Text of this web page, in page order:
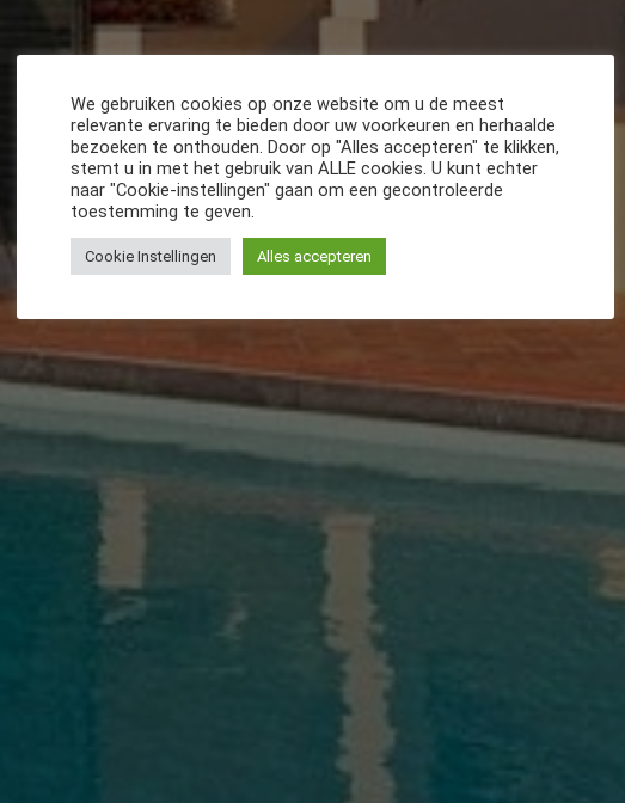
We gebruiken cookies op onze website om u de meest
relevante ervaring te bieden door uw voorkeuren en herhaalde
bezoeken te onthouden. Door op "Alles accepteren" te klikken,
stemt u in met het gebruik van ALLE cookies. U kunt echter
naar "Cookie-instellingen" gaan om een gecontroleerde
toestemming te geven.
Cookie Instellingen Alles accepteren